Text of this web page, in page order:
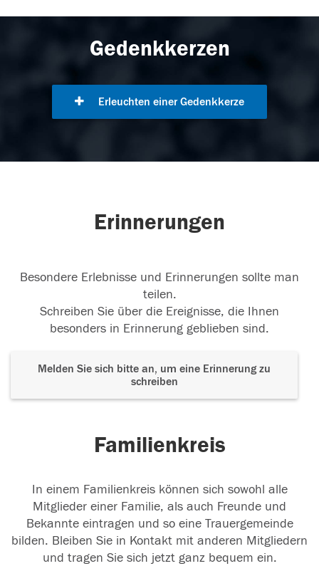
Gedenkkerzen
Erleuchten einer Gedenkkerze
Erinnerungen
Besondere Erlebnisse und Erinnerungen sollte man
teilen.
Schreiben Sie über die Ereignisse, die Ihnen
besonders in Erinnerung geblieben sind.
Melden Sie sich bitte an, um eine Erinnerung zu
schreiben
Familienkreis
In einem Familienkreis können sich sowohl alle
Mitglieder einer Familie, als auch Freunde und
Bekannte eintragen und so eine Trauergemeinde
bilden. Bleiben Sie in Kontakt mit anderen Mitgliedern
und tragen Sie sich jetzt ganz bequem ein.